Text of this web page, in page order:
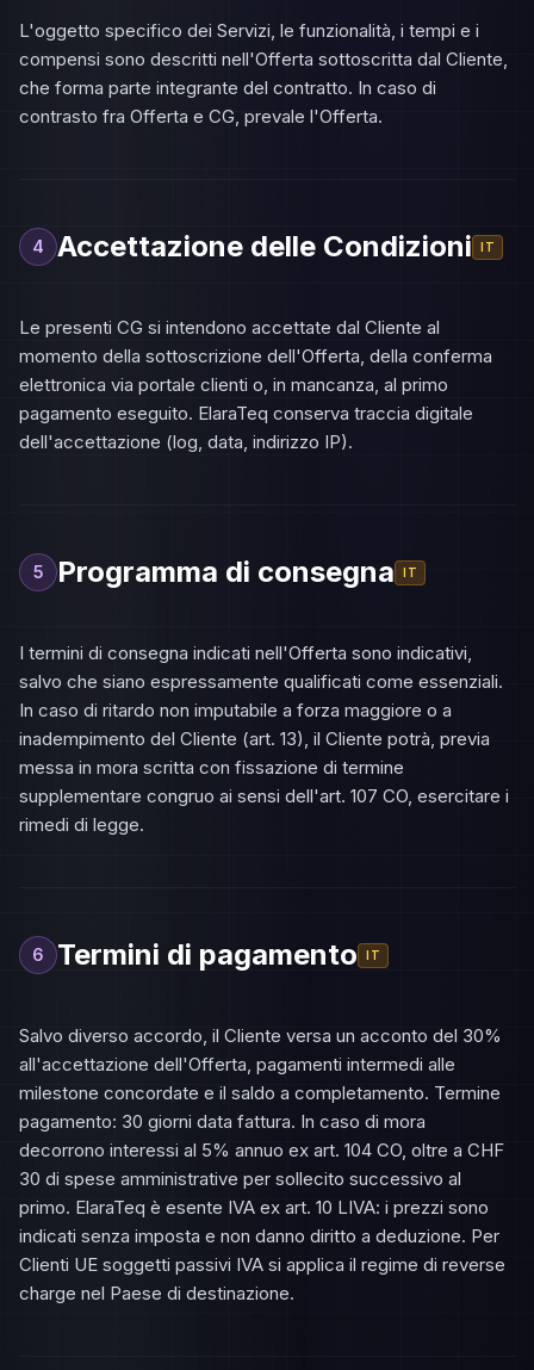
L'oggetto specifico dei Servizi, le funzionalità, i tempi e i
compensi sono descritti nell'Offerta sottoscritta dal Cliente,
che forma parte integrante del contratto. In caso di
contrasto fra Offerta e CG, prevale l'Offerta.
4 Accettazione delle Condizioni IT
Le presenti CG si intendono accettate dal Cliente al
momento della sottoscrizione dell'Offerta, della conferma
elettronica via portale clienti o, in mancanza, al primo
pagamento eseguito. ElaraTeq conserva traccia digitale
dell'accettazione (log, data, indirizzo IP).
5 Programma di consegna IT
I termini di consegna indicati nell'Offerta sono indicativi,
salvo che siano espressamente qualificati come essenziali.
In caso di ritardo non imputabile a forza maggiore o a
inadempimento del Cliente (art. 13), il Cliente potrà, previa
messa in mora scritta con fissazione di termine
supplementare congruo ai sensi dell'art. 107 CO, esercitare i
rimedi di legge.
6 Termini di pagamento IT
Salvo diverso accordo, il Cliente versa un acconto del 30%
all'accettazione dell'Offerta, pagamenti intermedi alle
milestone concordate e il saldo a completamento. Termine
pagamento: 30 giorni data fattura. In caso di mora
decorrono interessi al 5% annuo ex art. 104 CO, oltre a CHF
30 di spese amministrative per sollecito successivo al
primo. ElaraTeq è esente IVA ex art. 10 LIVA: i prezzi sono
indicati senza imposta e non danno diritto a deduzione. Per
Clienti UE soggetti passivi IVA si applica il regime di reverse
charge nel Paese di destinazione.